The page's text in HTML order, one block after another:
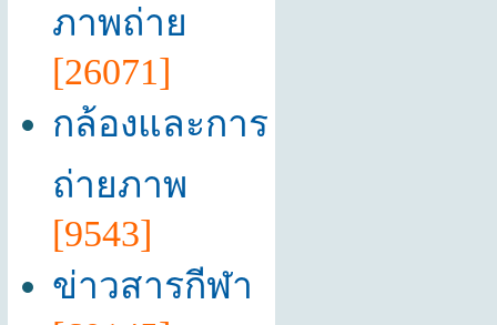
ภาพถ่าย
[26071]
กล้องและการ
ถ่ายภาพ
[9543]
ข่าวสารกีฬา